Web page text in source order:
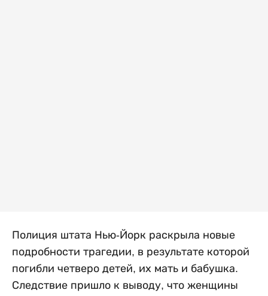
Полиция штата Нью-Йорк раскрыла новые
подробности трагедии, в результате которой
погибли четверо детей, их мать и бабушка.
Следствие пришло к выводу, что женщины